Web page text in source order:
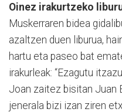
Oinez irakurtzeko
Muskerraren bidea
azaltzen duen liburua,
hartu eta paseo bat
irakurleak: “Ezagutu
Joan zaitez bisitan Juan
jenerala bizi izan ziren